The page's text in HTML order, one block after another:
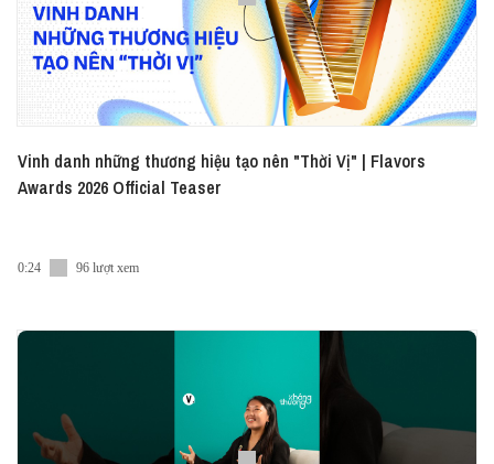
Vinh danh những thương hiệu tạo nên "Thời Vị" | Flavors
Awards 2026 Official Teaser
0:24 96 lượt xem